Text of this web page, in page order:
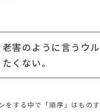
害のように言うウ
くない。
をする中で「順序」はもの